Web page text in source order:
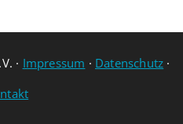
· Impressum · Datenschutz ·